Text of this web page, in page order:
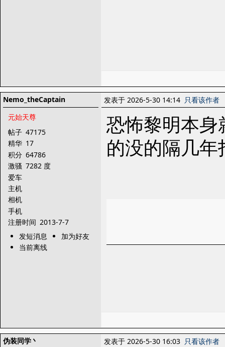
Nemo_theCaptain
元始天尊
帖子 47175
精华 17
积分 64786
激骚 7282 度
爱车
主机
相机
手机
注册时间 2013-7-7
发短消息
加为好友
当前离线
发表于 2026-5-30 14:14 只看该作者
恐怖黎明本
的没的隔几
伪装同学丶 发表于 2026-5-30 16:03 只看该作者